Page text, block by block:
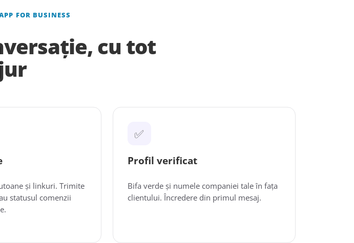
FOR BUSINESS
cu tot
și linkuri. Trimite
statusul comenzii
✅
Profil verificat
Bifa verde și numele companiei tale în fața
clientului. Încredere din primul mesaj.